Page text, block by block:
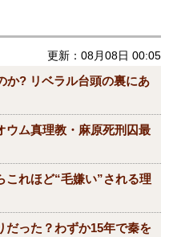
更新：08月08日 00:05
か? リベラル台頭の裏にあ
ム真理教・麻原死刑囚最
これほど“毛嫌い”される理
だった？わずか15年で秦を